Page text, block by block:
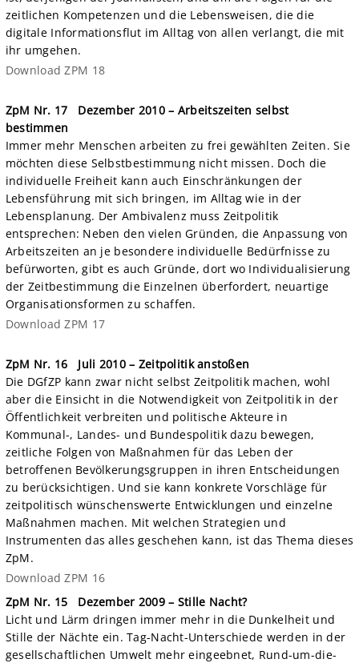
zeitlichen Kompetenzen und die Lebensweisen, die die
digitale Informationsflut im Alltag von allen verlangt, die mit
ihr umgehen.
Download ZPM 18
ZpM Nr. 17
Dezember 2010 – Arbeitszeiten selbst
bestimmen
Immer mehr Menschen arbeiten zu frei gewählten Zeiten. Sie
möchten diese Selbstbestimmung nicht missen. Doch die
individuelle Freiheit kann auch Einschränkungen der
Lebensführung mit sich bringen, im Alltag wie in der
Lebensplanung. Der Ambivalenz muss Zeitpolitik
entsprechen: Neben den vielen Gründen, die Anpassung von
Arbeitszeiten an je besondere individuelle Bedürfnisse zu
befürworten, gibt es auch Gründe, dort wo Individualisierung
der Zeitbestimmung die Einzelnen überfordert, neuartige
Organisationsformen zu schaffen.
Download ZPM 17
ZpM Nr. 16
Juli 2010 – Zeitpolitik anstoßen
Die DGfZP kann zwar nicht selbst Zeitpolitik machen, wohl
aber die Einsicht in die Notwendigkeit von Zeitpolitik in der
Öffentlichkeit verbreiten und politische Akteure in
Kommunal-, Landes- und Bundespolitik dazu bewegen,
zeitliche Folgen von Maßnahmen für das Leben der
betroffenen Bevölkerungsgruppen in ihren Entscheidungen
zu berücksichtigen. Und sie kann konkrete Vorschläge für
zeitpolitisch wünschenswerte Entwicklungen und einzelne
Maßnahmen machen. Mit welchen Strategien und
Instrumenten das alles geschehen kann, ist das Thema dieses
ZpM.
Download ZPM 16
ZpM Nr. 15
Dezember 2009 – Stille Nacht?
Licht und Lärm dringen immer mehr in die Dunkelheit und
Stille der Nächte ein. Tag-Nacht-Unterschiede werden in der
gesellschaftlichen Umwelt mehr eingeebnet, Rund-um-die-